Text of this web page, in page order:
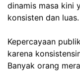
dinamis masa kini
konsisten dan luas.
Kepercayaan
karena
Banyak orang